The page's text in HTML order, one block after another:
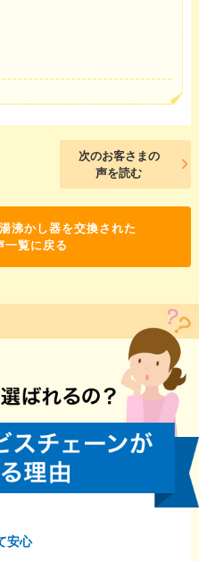
次のお客さまの
声を読む
沸かし器を交換された
一覧に戻る
安心